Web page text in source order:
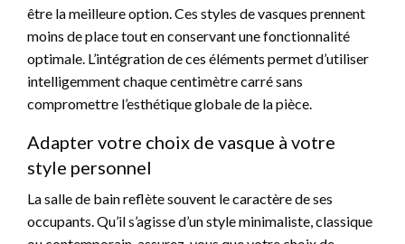
être la meilleure option. Ces styles de vasques prennent
moins de place tout en conservant une fonctionnalité
optimale. L’intégration de ces éléments permet d’utiliser
intelligemment chaque centimètre carré sans
compromettre l’esthétique globale de la pièce.
Adapter votre choix de vasque à votre
style personnel
La salle de bain reflète souvent le caractère de ses
occupants. Qu’il s’agisse d’un style minimaliste, classique